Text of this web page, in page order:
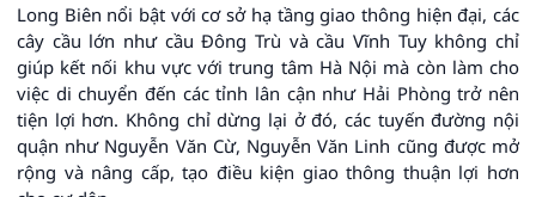
Long Biên nổi bật với cơ sở hạ tầng giao thông hiện đại, các
cây cầu lớn như cầu Đông Trù và cầu Vĩnh Tuy không chỉ
giúp kết nối khu vực với trung tâm Hà Nội mà còn làm cho
việc di chuyển đến các tỉnh lân cận như Hải Phòng trở nên
tiện lợi hơn. Không chỉ dừng lại ở đó, các tuyến đường nội
quận như Nguyễn Văn Cừ, Nguyễn Văn Linh cũng được mở
rộng và nâng cấp, tạo điều kiện giao thông thuận lợi hơn